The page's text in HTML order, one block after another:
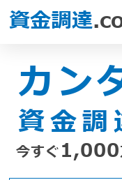
資金調達
カン
資金調
今すぐ1,000